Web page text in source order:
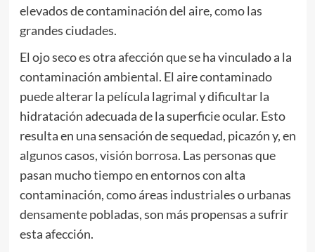
elevados de contaminación del aire, como las
grandes ciudades.
El ojo seco es otra afección que se ha vinculado a la
contaminación ambiental. El aire contaminado
puede alterar la película lagrimal y dificultar la
hidratación adecuada de la superficie ocular. Esto
resulta en una sensación de sequedad, picazón y, en
algunos casos, visión borrosa. Las personas que
pasan mucho tiempo en entornos con alta
contaminación, como áreas industriales o urbanas
densamente pobladas, son más propensas a sufrir
esta afección.